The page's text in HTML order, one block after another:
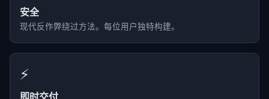
安全
现代反作弊绕过方法。每位用户独特构建。
⚡
即时交付